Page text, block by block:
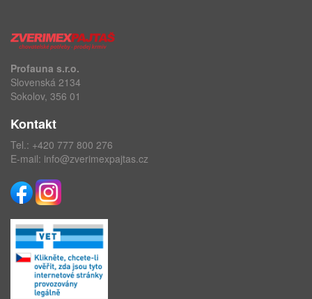
Profauna s.r.o.
Slovenská 2134
Sokolov, 356 01
Kontakt
Tel.: +420 777 800 276
E-mail: info@zverimexpajtas.cz